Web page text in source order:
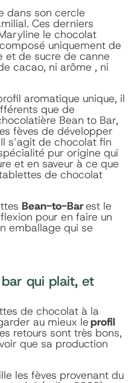
dans son cercle
Ces derniers
le chocolat
uniquement de
et de sucre de canne
cacao, ni arôme , ni
aromatique unique, il
que de
Bean to Bar,
fèves de développer
s’agit de chocolat fin
pur origine qui
et en saveur à ce que
de chocolat
Bean-to-Barest le
pour en faire un
emballage qui se
qui plait, et
de chocolat à la
au mieux leprofil
retours sont très bons,
que sa production
les fèves provenant du